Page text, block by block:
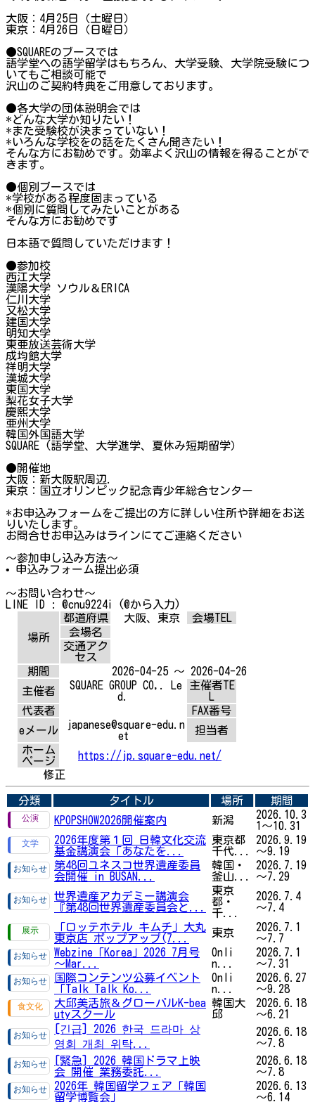
大阪：4月25日（土曜日）
東京：4月26日（日曜日）
●SQUAREのブースでは
語学堂への語学留学はもちろん、大学受験、大学院受験につ
いてもご相談可能で
沢山のご契約特典をご用意しております。
●各大学の団体説明会では
*どんな大学か知りたい！
*また受験校が決まっていない！
*いろんな学校をの話をたくさん聞きたい！
そんな方にお勧めです。効率よく沢山の情報を得ることがで
きます。
●個別ブースでは
*学校がある程度固まっている
*個別に質問してみたいことがある
そんな方にお勧めです
日本語で質問していただけます！
●参加校
西江大学
漢陽大学 ソウル＆ERICA
仁川大学
又松大学
建国大学
明知大学
東亜放送芸術大学
成均館大学
祥明大学
漢城大学
東国大学
梨花女子大学
慶熙大学
亜州大学
韓国外国語大学
SQUARE (語学堂、大学進学、夏休み短期留学）
●開催地
大阪：新大阪駅周辺.
東京：国立オリンピック記念青少年総合センター
*お申込みフォームをご提出の方に詳しい住所や詳細をお送
りいたします。
お問合せお申込みはラインにてご連絡ください
～参加申し込み方法～
• 申込みフォーム提出必須
～お問い合わせ～
LINE ID : @cnu9224i (@から入力)
場所
都道府県 大阪、東京
会場TEL
会場名
交通アク
セス
期間
2026-04-25 ～ 2026-04-26
主催者
SQUARE GROUP CO,. Le
d.
主催者TE
代表者
FAX番号
eメール
japanese@square-edu.n
et
担当者
ホーム
ページ
https://jp.square-edu.net/
修正
分類 タイトル 場所
期間
KPOPSHOW2026開催案内
新潟
2026.10.3
1～10.31
2026年度第１回 日韓文化交流
基金講演会「あなたを...
東京都
千代...
2026.9.19
～9.19
第48回ユネスコ世界遺産委員
会開催 in BUSAN...
韓国・
釜山...
2026.7.19
～7.29
世界遺産アカデミー講演会
『第48回世界遺産委員会と...
東京
都・
千...
2026.7.4
～7.4
「ロッテホテル キムチ」大丸
東京店 ポップアップ(7...
東京
2026.7.1
～7.7
Webzine「Korea」2026 7月号
～Mar...
Onli
n...
2026.7.1
～7.31
国際コンテンツ公募イベント
「Talk Talk Ko...
Onli
n...
2026.6.27
～9.28
大邱美活旅＆グローバルK-bea
utyスクール
韓国大
邱
2026.6.18
～6.21
[긴급] 2026 한국 드라마 상
영회 개최 위탁...
2026.6.18
～7.8
[緊急] 2026 韓国ドラマ上映
会 開催 業務委託...
2026.6.18
～7.8
2026年 韓国留学フェア「韓国
留学博覧会」
2026.6.13
～6.14